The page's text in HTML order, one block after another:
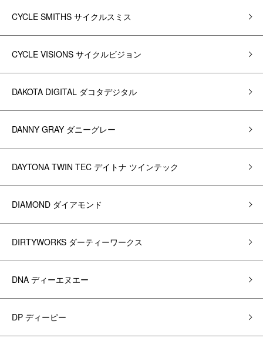
CYCLE SMITHS サイクルスミス
CYCLE VISIONS サイクルビジョン
DAKOTA DIGITAL ダコタデジタル
DANNY GRAY ダニーグレー
DAYTONA TWIN TEC デイトナ ツインテック
DIAMOND ダイアモンド
DIRTYWORKS ダーティーワークス
DNA ディーエヌエー
DP ディーピー